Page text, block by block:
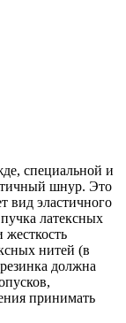
специальной и
шнур. Это
вид эластичного
латексных
нитей (в
должна
принимать